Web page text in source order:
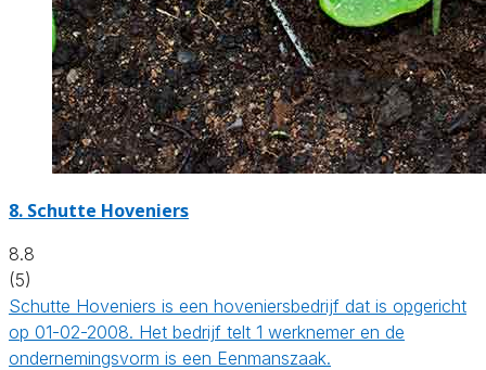
8. Schutte Hoveniers
8.8
(5)
Schutte Hoveniers is een hoveniersbedrijf dat is opgericht
op 01-02-2008. Het bedrijf telt 1 werknemer en de
ondernemingsvorm is een Eenmanszaak.